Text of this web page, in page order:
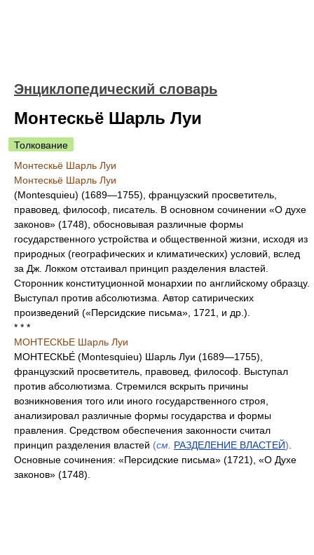
Энциклопедический словарь
Монтескьё Шарль Луи
Толкование
Монтескьё Шарль Луи
Монтескьё Шарль Луи
(Montesquieu) (1689—1755), французский просветитель,
правовед, философ, писатель. В основном сочинении «О духе
законов» (1748), обосновывая различные формы
государственного устройства и общественной жизни, исходя из
природных (географических и климатических) условий, вслед
за Дж. Локком отстаивал принцип разделения властей.
Сторонник конституционной монархии по английскому образцу.
Выступал против абсолютизма. Автор сатирических
произведений («Персидские письма», 1721, и др.).
* * *
МОНТЕСКЬЕ Шарль Луи
МОНТЕСКЬЕ́ (Montesquieu) Шарль Луи (1689—1755),
французский просветитель, правовед, философ. Выступал
против абсолютизма. Стремился вскрыть причины
возникновения того или иного государственного строя,
анализировал различные формы государства и формы
правления. Средством обеспечения законности считал
принцип разделения властей (см. РАЗДЕЛЕНИЕ ВЛАСТЕЙ)
Основные сочинения: «Персидские письма» (1721), «О Духе
законов» (1748).